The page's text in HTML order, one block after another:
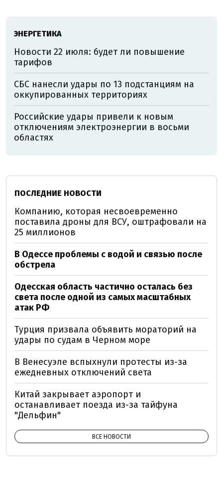
ЭНЕРГЕТИКА
Новости 22 июля: будет ли повышение
тарифов
СБС нанесли удары по 13 подстанциям на
оккупированных территориях
Российские удары привели к новым
отключениям электроэнергии в восьми
областях
ПОСЛЕДНИЕ НОВОСТИ
Компанию, которая несвоевременно
поставила дроны для ВСУ, оштрафовали на
25 миллионов
В Одессе проблемы с водой и связью после
обстрела
Одесская область частично осталась без
света после одной из самых масштабных
атак РФ
Турция призвала объявить мораторий на
удары по судам в Черном море
В Венесуэле вспыхнули протесты из-за
ежедневных отключений света
Китай закрывает аэропорт и
останавливает поезда из-за тайфуна
"Дельфин"
ВСЕ НОВОСТИ